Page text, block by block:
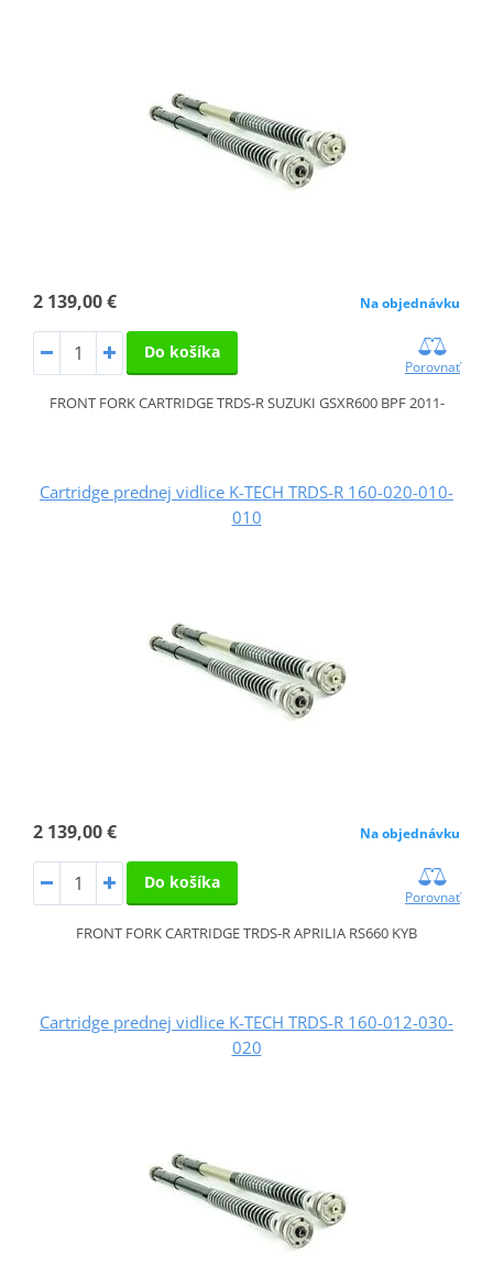
2 139,00 € Na objednávku
Do košíka
Porovnať
FRONT FORK CARTRIDGE TRDS-R SUZUKI GSXR600 BPF 2011-
Cartridge prednej vidlice K-TECH TRDS-R 160-020-010-
010
2 139,00 € Na objednávku
Do košíka
Porovnať
FRONT FORK CARTRIDGE TRDS-R APRILIA RS660 KYB
Cartridge prednej vidlice K-TECH TRDS-R 160-012-030-
020